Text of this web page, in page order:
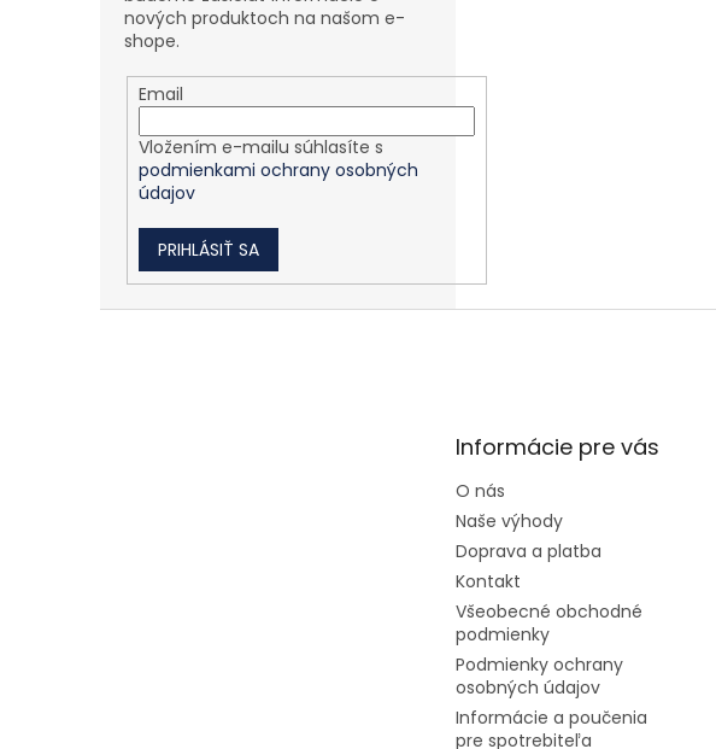
nových produktoch na našom e-
shope.
Email
Vložením e-mailu súhlasíte s
podmienkami ochrany osobných
údajov
PRIHLÁSIŤ SA
Informácie pre vás
O nás
Naše výhody
Doprava a platba
Kontakt
Všeobecné obchodné
podmienky
Podmienky ochrany
osobných údajov
Informácie a poučenia
pre spotrebiteľa